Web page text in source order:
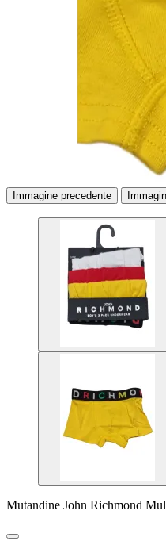
Immagine precedente
Mutandine John Richmond